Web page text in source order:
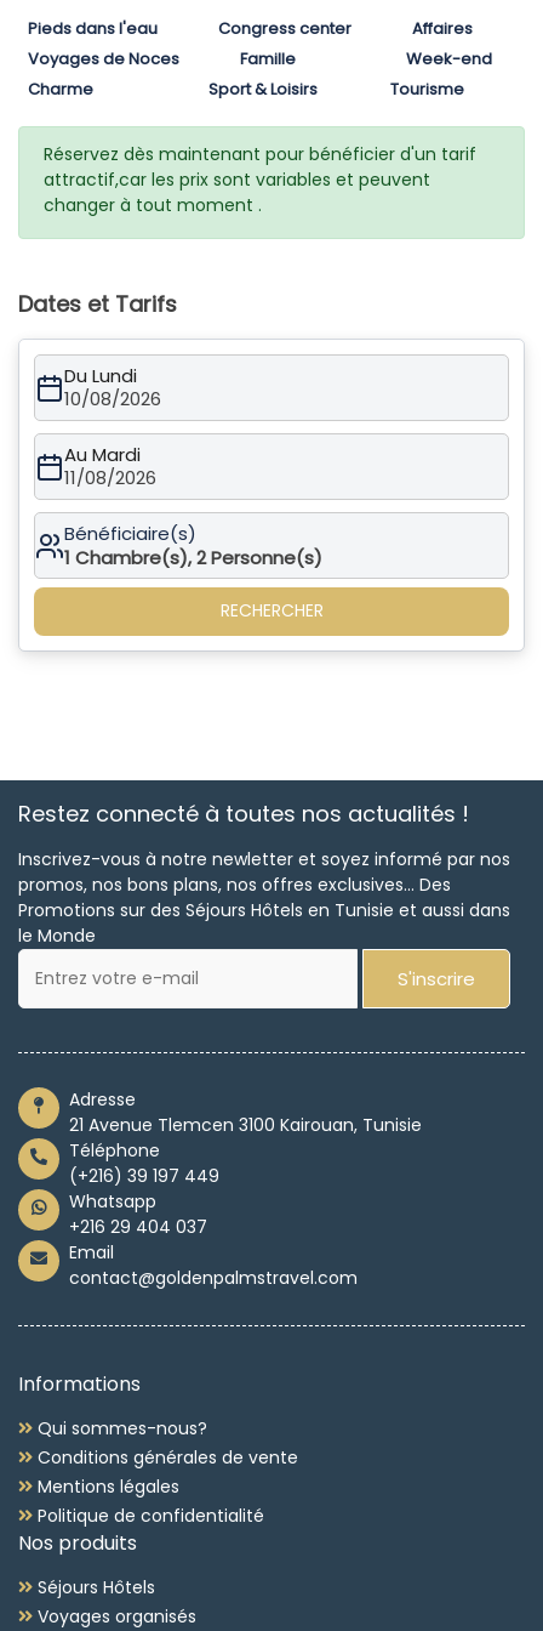
Pieds dans l'eau Congress center
Affaires
Voyages de Noces
Famille
Week-end
Charme
Sport & Loisirs Tourisme
Réservez dès maintenant pour bénéficier d'un tarif
attractif,car les prix sont variables et peuvent
changer à tout moment .
Dates et Tarifs
Du Lundi
10/08/2026
Au Mardi
11/08/2026
Bénéficiaire(s)
1 Chambre(s),2Personne(s)
RECHERCHER
Restez connecté à toutes nos actualités !
Inscrivez-vous à notre newletter et soyez informé par nos
promos, nos bons plans, nos offres exclusives... Des
Promotions sur des Séjours Hôtels en Tunisie et aussi dans
le Monde
S'inscrire
Adresse
21 Avenue Tlemcen 3100 Kairouan, Tunisie
Téléphone
(+216) 39 197 449
Whatsapp
+216 29 404 037
Email
contact@goldenpalmstravel.com
Informations
Qui sommes-nous?
Conditions générales de vente
Mentions légales
Politique de confidentialité
Nos produits
Séjours Hôtels
Voyages organisés